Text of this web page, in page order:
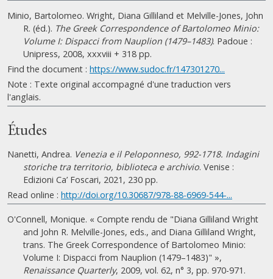
Minio, Bartolomeo. Wright, Diana Gilliland et Melville-Jones, John
R. (éd.). The Greek Correspondence of Bartolomeo Minio:
Volume I: Dispacci from Nauplion (1479–1483). Padoue :
Unipress, 2008, xxxviii + 318 pp.
Find the document : https://www.sudoc.fr/147301270...
Note : Texte original accompagné d'une traduction vers
l'anglais.
Études
Nanetti, Andrea. Venezia e il Peloponneso, 992-1718. Indagini
storiche tra territorio, biblioteca e archivio. Venise :
Edizioni Ca’ Foscari, 2021, 230 pp.
Read online : http://doi.org/10.30687/978-88-6969-544-...
O'Connell, Monique. « Compte rendu de "Diana Gilliland Wright
and John R. Melville-Jones, eds., and Diana Gilliland Wright,
trans. The Greek Correspondence of Bartolomeo Minio:
Volume I: Dispacci from Nauplion (1479–1483)" »,
Renaissance Quarterly, 2009, vol. 62, n° 3, pp. 970-971.